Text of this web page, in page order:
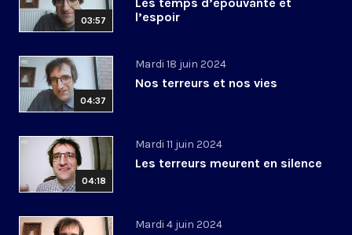
03:57
l’espoir
04:37
Mardi 18 juin 2024
Nos terreurs et nos vies
04:18
Mardi 11 juin 2024
Les terreurs meurent en silence
Mardi 4 juin 2024